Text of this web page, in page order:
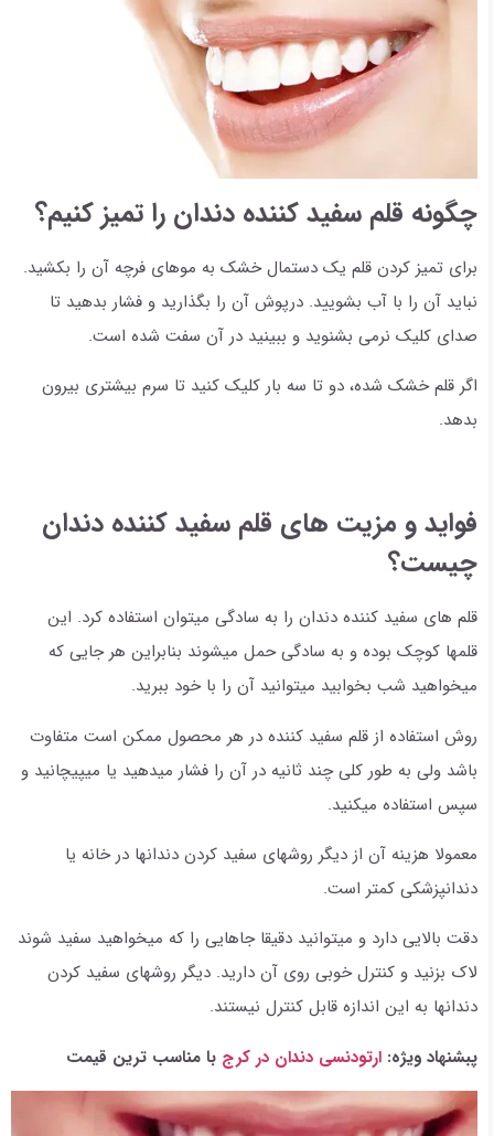
چگونه قلم سفید کننده دندان را تمیز کنیم؟
برای تمیز کردن قلم یک دستمال خشک به موهای فرچه آن را بکشید.
نباید آن را با آب بشویید. درپوش آن را بگذارید و فشار بدهید تا
صدای کلیک نرمی بشنوید و ببینید در آن سفت شده است.
اگر قلم خشک شده، دو تا سه بار کلیک کنید تا سرم بیشتری بیرون
بدهد.
فواید و مزیت های قلم سفید کننده دندان
چیست؟
قلم های سفید کننده دندان را به سادگی میتوان استفاده کرد. این
قلمها کوچک بوده و به سادگی حمل میشوند بنابراین هر جایی که
میخواهید شب بخوابید میتوانید آن را با خود ببرید.
روش استفاده از قلم سفید کننده در هر محصول ممکن است متفاوت
باشد ولی به طور کلی چند ثانیه در آن را فشار میدهید یا میپیچانید و
سپس استفاده میکنید.
معمولا هزینه آن از دیگر روشهای سفید کردن دندانها در خانه یا
دندانپزشکی کمتر است.
دقت بالایی دارد و میتوانید دقیقا جاهایی را که میخواهید سفید شوند
لاک بزنید و کنترل خوبی روی آن دارید. دیگر روشهای سفید کردن
دندانها به این اندازه قابل کنترل نیستند.
پبشنهاد ویژه: ارتودنسی دندان در کرج با مناسب ترین قیمت